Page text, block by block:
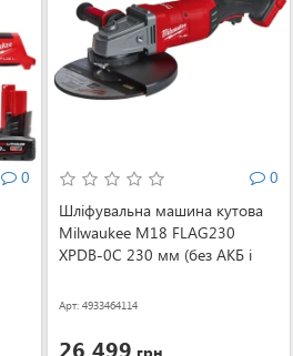
0
0
Шліфувальна машина кутова
Milwaukee M18 FLAG230
XPDB-0C 230 мм (без АКБ і
Арт: 4933464114
26 499